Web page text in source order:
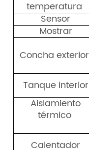
temperatura
Sensor
Mostrar
Concha exterior
Tanque interior
Aislamiento
térmico
Calentador